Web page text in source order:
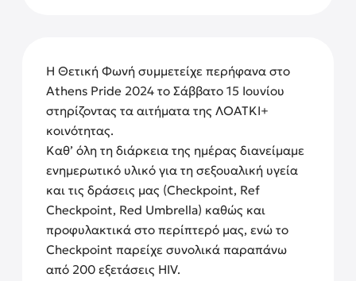
Η Θετική Φωνή συμμετείχε περήφανα στο
Athens Pride 2024 το Σάββατο 15 Ιουνίου
στηρίζοντας τα αιτήματα της ΛΟΑΤΚΙ+
κοινότητας.
Καθ’ όλη τη διάρκεια της ημέρας διανείμαμε
ενημερωτικό υλικό για τη σεξουαλική υγεία
και τις δράσεις μας (Checkpoint, Ref
Checkpoint, Red Umbrella) καθώς και
προφυλακτικά στο περίπτερό μας, ενώ το
Checkpoint παρείχε συνολικά παραπάνω
από 200 εξετάσεις HIV.